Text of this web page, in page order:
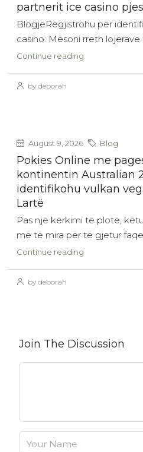
partnerit ice casino
BlogjeRegjistrohu për
casino: Mësoni rreth lojërave
Continue reading
by deborah
August 9, 2026 Blog
Pokies Online me
kontinentin Australian
identifikohu vulkan
Lartë
Pas një kërkimi të plotë,
më të mira për të gjetur
Continue reading
by deborah
Join The Discussion